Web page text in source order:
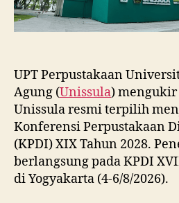
UPT Perpustakaan
Agung (Unissula) mengukir
Unissula resmi terpilih
Konferensi Perpustakaan
(KPDI) XIX Tahun 2028.
berlangsung pada KPDI
di Yogyakarta (4-6/8/2026).